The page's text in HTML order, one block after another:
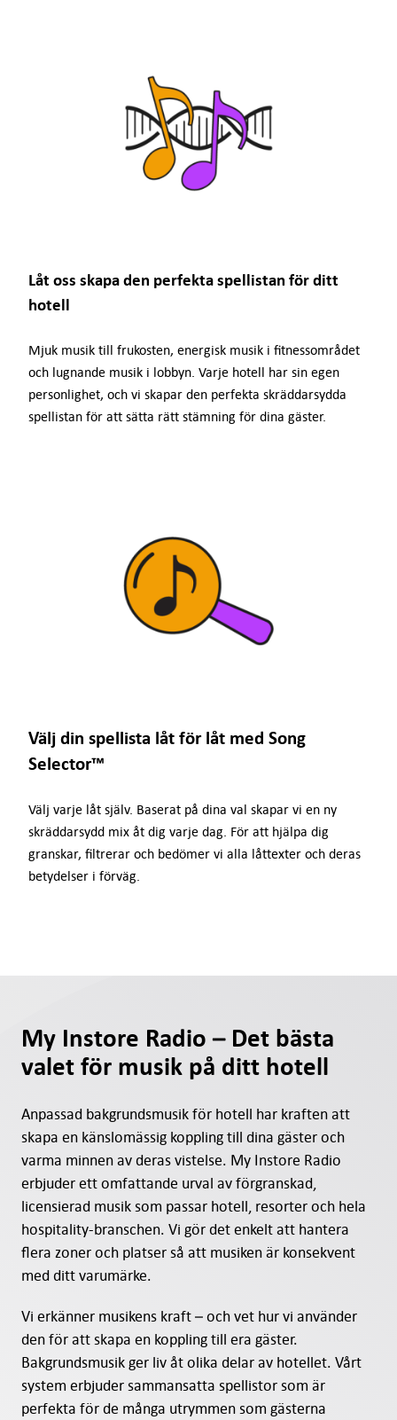
Låt oss skapa den perfekta spellistan för ditt
hotell
Mjuk musik till frukosten, energisk musik i fitnessområdet
och lugnande musik i lobbyn. Varje hotell har sin egen
personlighet, och vi skapar den perfekta skräddarsydda
spellistan för att sätta rätt stämning för dina gäster.
Välj din spellista låt för låt med Song
Selector™
Välj varje låt själv. Baserat på dina val skapar vi en ny
skräddarsydd mix åt dig varje dag. För att hjälpa dig
granskar, filtrerar och bedömer vi alla låttexter och deras
betydelser i förväg.
My Instore Radio – Det bästa
valet för musik på ditt hotell
Anpassad bakgrundsmusik för hotell har kraften att
skapa en känslomässig koppling till dina gäster och
varma minnen av deras vistelse. My Instore Radio
erbjuder ett omfattande urval av förgranskad,
licensierad musik som passar hotell, resorter och hela
hospitality-branschen. Vi gör det enkelt att hantera
flera zoner och platser så att musiken är konsekvent
med ditt varumärke.
Vi erkänner musikens kraft – och vet hur vi använder
den för att skapa en koppling till era gäster.
Bakgrundsmusik ger liv åt olika delar av hotellet. Vårt
system erbjuder sammansatta spellistor som är
perfekta för de många utrymmen som gästerna